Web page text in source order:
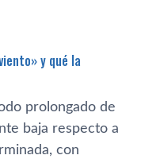
y qué la
prolongado de
baja respecto a
con